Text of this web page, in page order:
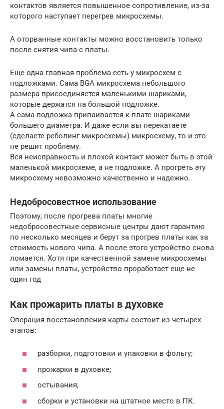
контактов является повышенное сопротивление, из-за
которого наступает перегрев микросхемы.
А оторванные контакты можно восстановить только
после снятия чипа с платы.
Еще одна главная проблема есть у микросхем с
подложками. Сама BGA микросхема небольшого
размера присоединяется маленькими шариками,
которые держатся на большой подложке.
А сама подложка припаивается к плате шариками
большего диаметра. И даже если вы перекатаете
(сделаете реболинг микросхемы) микросхему, то и это
не решит проблему.
Вся неисправность и плохой контакт может быть в этой
маленькой микросхеме, а не подложке. А прогреть эту
микросхему невозможно качественно и надежно.
Недобросовестное использование
Поэтому, после прогрева платы многие
недобросовестные сервисные центры дают гарантию
по несколько месяцев и берут за прогрев платы как за
стоимость нового чипа. А после этого устройство снова
ломается. Хотя при качественной замене микросхемы
или замены платы, устройство проработает еще не
один год
Как прожарить платы в духовке
Операция восстановления карты состоит из четырех
этапов:
разборки, подготовки и упаковки в фольгу;
прожарки в духовке;
остывания;
сборки и установки на штатное место в ПК.